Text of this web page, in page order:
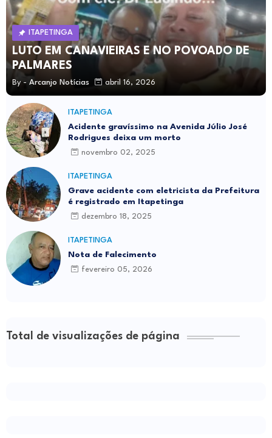
ITAPETINGA
LUTO EM CANAVIEIRAS E NO POVOADO DE
PALMARES
By - Arcanjo Notícias abril 16, 2026
ITAPETINGA
Acidente gravíssimo na Avenida Júlio José
Rodrigues deixa um morto
novembro 02, 2025
ITAPETINGA
Grave acidente com eletricista da Prefeitura
é registrado em Itapetinga
dezembro 18, 2025
ITAPETINGA
Nota de Falecimento
fevereiro 05, 2026
Total de visualizações de página